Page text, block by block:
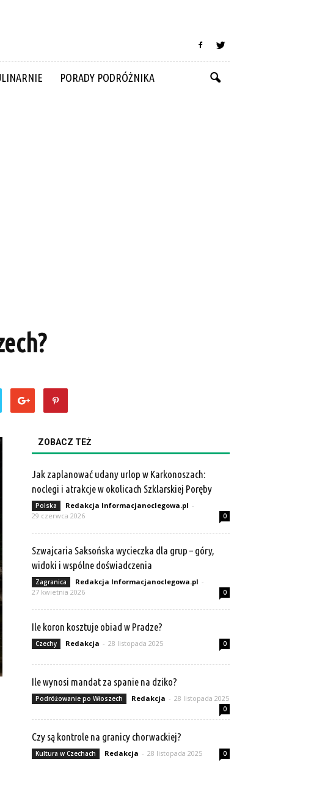
PORADY PODRÓŻNIKA
ZOBACZ TEŻ
Jak zaplanować udany urlop w Karkonoszach:
noclegi i atrakcje w okolicach Szklarskiej Poręby
Polska Redakcja Informacjanoclegowa.pl -
29 czerwca 2026
0
Szwajcaria Saksońska wycieczka dla grup – góry,
widoki i wspólne doświadczenia
Zagranica Redakcja Informacjanoclegowa.pl -
27 kwietnia 2026
0
Ile koron kosztuje obiad w Pradze?
Czechy Redakcja - 28 listopada 2025 0
Ile wynosi mandat za spanie na dziko?
Podróżowanie po Włoszech Redakcja - 28 listopada 2025
0
Czy są kontrole na granicy chorwackiej?
Kultura w Czechach Redakcja - 28 listopada 2025 0